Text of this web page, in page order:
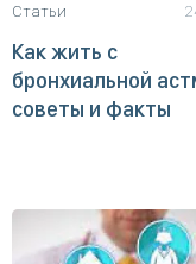
Статьи
Как жить с
бронхиальной
советы и факты